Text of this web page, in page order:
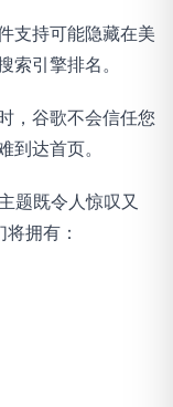
支持可能隐藏在美
索引擎排名。
，谷歌不会信任您
到达首页。
题既令人惊叹又
拥有：